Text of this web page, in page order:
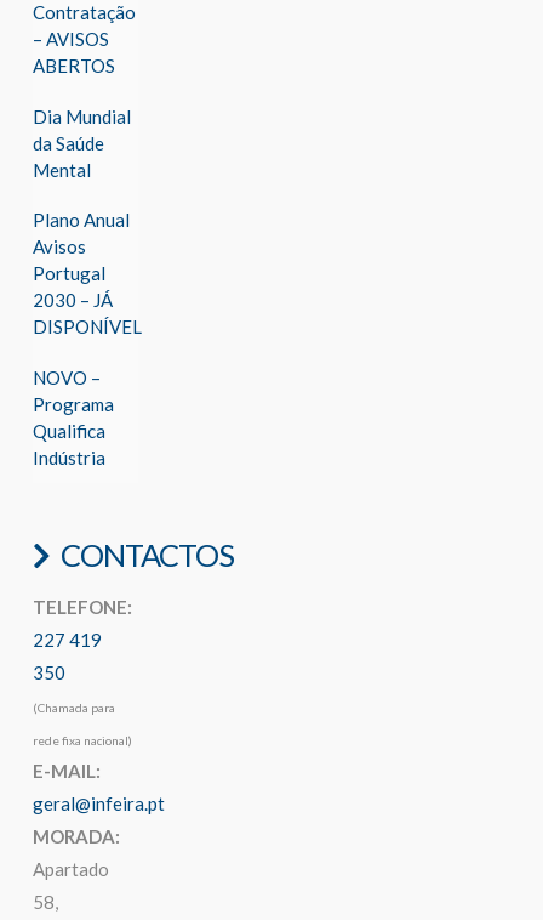
Contratação
– AVISOS
ABERTOS
Dia Mundial
da Saúde
Mental
Plano Anual
Avisos
Portugal
2030 – JÁ
DISPONÍVEL
NOVO –
Programa
Qualifica
Indústria
CONTACTOS
TELEFONE:
227 419
350
(Chamada para
rede fixa nacional)
E-MAIL:
geral@infeira.pt
MORADA:
Apartado
58,